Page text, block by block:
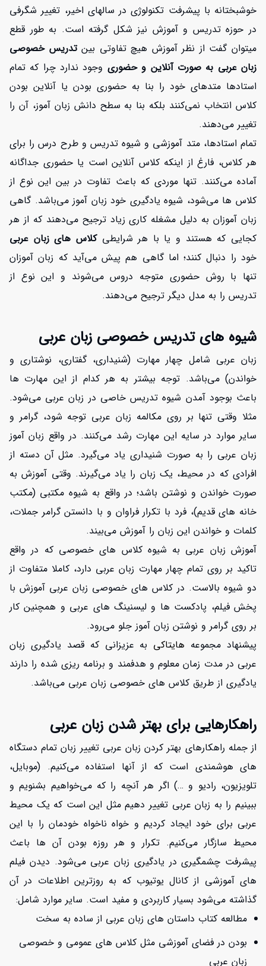
خوشبختانه با پیشرفت تکنولوژی در سالهای اخیر، تغییر شگرفی
در حوزه تدریس و آموزش نیز شکل گرفته است. به طور قطع
میتوان گفت از نظر آموزش هیچ تفاوتی بینتدریس خصوصی
زبان عربی به صورت آنلاین و حضوری وجود ندارد چرا که تمام
استادها متدهای خود را بنا به حضوری بودن یا آنلاین بودن
کلاس انتخاب نمی‌کنند بلکه بنا به سطح دانش زبان آموز، آن را
تغییر می‌دهند.
تمام استادها، متد آموزشی و شیوه تدریس و طرح درس را برای
هر کلاس، فارغ از اینکه کلاس آنلاین است یا حضوری جداگانه
آماده می‌کنند. تنها موردی که باعث تفاوت در بین این نوع از
کلاس ها می‌شود، شیوه یادگیری خود زبان آموز می‌باشد. گاهی
زبان آموزان به دلیل مشغله کاری زیاد ترجیح می‌دهند که از هر
کجایی که هستند و یا با هر شرایطی کلاس های زبان عربی
خود را دنبال کنند؛ اما گاهی هم پیش می‌آید که زبان آموزان
تنها با روش حضوری متوجه دروس می‌شوند و این نوع از
تدریس را به مدل دیگر ترجیح می‌دهند.
شیوه های تدریس خصوصی زبان عربی
زبان عربی شامل چهار مهارت (شنیداری، گفتاری، نوشتاری و
خواندن) می‌باشد. توجه بیشتر به هر کدام از این مهارت ها
باعث بوجود آمدن شیوه تدریس خاصی در زبان عربی می‌شود.
مثلا وقتی تنها بر روی مکالمه زبان عربی توجه شود، گرامر و
سایر موارد در سایه این مهارت رشد می‌کنند. در واقع زبان آموز
زبان عربی را به صورت شنیداری یاد می‌گیرد. مثل آن دسته از
افرادی که در محیط، یک زبان را یاد می‌گیرند. وقتی آموزش به
صورت خواندن و نوشتن باشد؛ در واقع به شیوه مکتبی (مکتب
خانه های قدیم)، فرد با تکرار فراوان و با دانستن گرامر جملات،
کلمات و خواندن این زبان را آموزش می‌بیند.
آموزش زبان عربی به شیوه کلاس های خصوصی که در واقع
تاکید بر روی تمام چهار مهارت زبان عربی دارد، کاملا متفاوت از
دو شیوه بالاست. در کلاس های خصوصی زبان عربی آموزش با
پخش فیلم، پادکست ها و لیسنینگ های عربی و همچنین کار
بر روی گرامر و نوشتن زبان آموز جلو می‌رود.
پیشنهاد مجموعه هایتاکی به عزیزانی که قصد یادگیری زبان
عربی در مدت زمان معلوم و هدفمند و برنامه ریزی شده را دارند
یادگیری از طریق کلاس های خصوصی زبان عربی می‌باشد.
راهکارهایی برای بهتر شدن زبان عربی
از جمله راهکارهای بهتر کردن زبان عربی تغییر زبان تمام دستگاه
های هوشمندی است که از آنها استفاده می‌کنیم. (موبایل،
تلویزیون، رادیو و …) اگر هر آنچه را که می‌خواهیم بشنویم و
ببینیم را به زبان عربی تغییر دهیم مثل این است که یک محیط
عربی برای خود ایجاد کردیم و خواه ناخواه خودمان را با این
محیط سازگار می‌کنیم. تکرار و هر روزه بودن آن ها باعث
پیشرفت چشمگیری در یادگیری زبان عربی می‌شود. دیدن فیلم
های آموزشی از کانال یوتیوب که به روزترین اطلاعات در آن
گذاشته می‌شود بسیار کاربردی و مفید است. سایر موارد شامل:
مطالعه کتاب داستان های زبان عربی از ساده به سخت
بودن در فضای آموزشی مثل کلاس های عمومی و خصوصی
زبان عربی